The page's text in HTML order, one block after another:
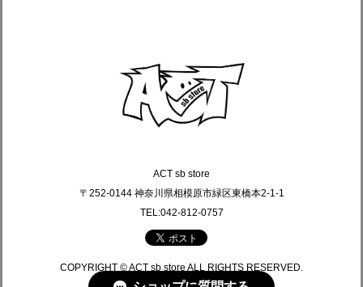
ACT sb store
〒252-0144 神奈川県相模原市緑区東橋本2-1-1
TEL:042-812-0757
COPYRIGHT © ACT sb store ALL RIGHTS RESERVED.